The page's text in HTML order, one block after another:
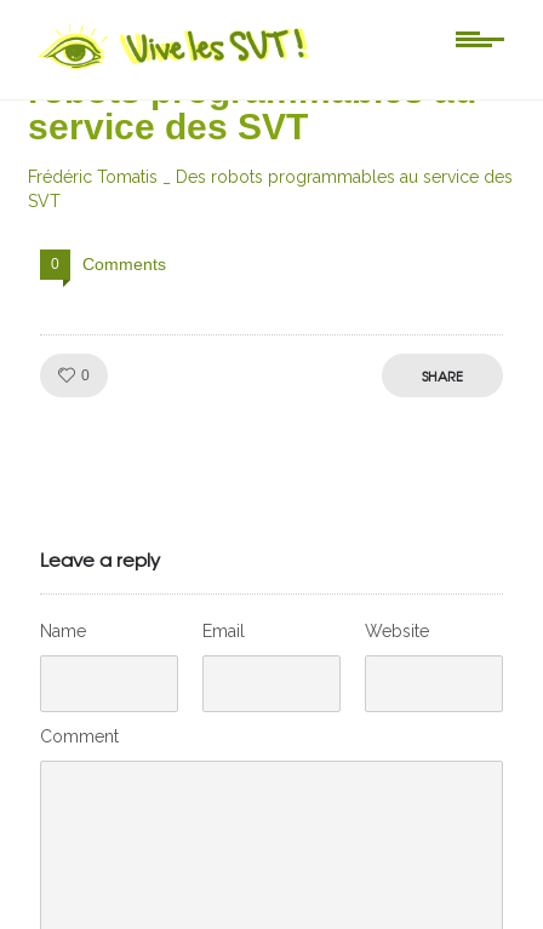
Frédéric Tomatis _ Des
robots programmables au
service des SVT
Frédéric Tomatis _ Des robots programmables au service des
SVT
0 Comments
0 SHARE
Leave a reply
Name Email Website
Comment